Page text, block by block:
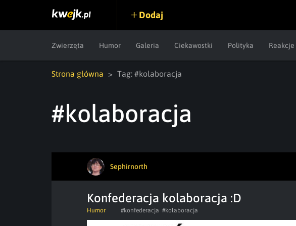
Dodaj
Zwierzęta Humor Galeria Ciekawostki Polityka
Strona główna Tag: #kolaboracja
#kolaboracja
Sephirnorth
Konfederacja kolaboracja :D
Humor #konfederacja #kolaboracja